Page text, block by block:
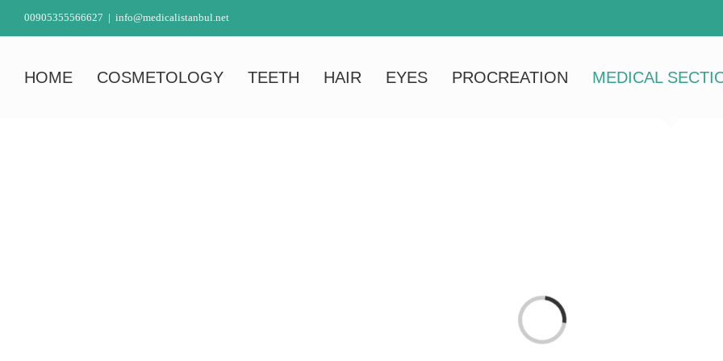
content
00905355566627 | info@medicalistanbul.net
HOME COSMETOLOGY TEETH HAIR EYES PROCREATION MEDICAL
Loading...